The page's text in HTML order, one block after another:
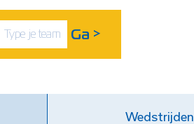
Ga >
Wedstrijden